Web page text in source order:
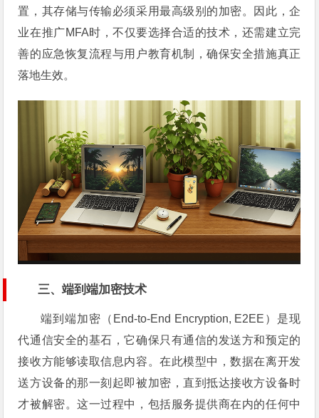
置，其存储与传输必须采用最高级别的加密。因此，企
业在推广MFA时，不仅要选择合适的技术，还需建立完
善的应急恢复流程与用户教育机制，确保安全措施真正
落地生效。
三、端到端加密技术
端到端加密（End-to-End Encryption, E2EE）是现
代通信安全的基石，它确保只有通信的发送方和预定的
接收方能够读取信息内容。在此模型中，数据在离开发
送方设备的那一刻起即被加密，直到抵达接收方设备时
才被解密。这一过程中，包括服务提供商在内的任何中